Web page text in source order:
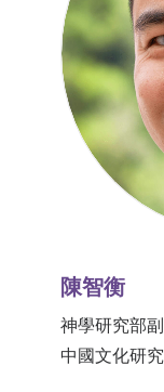
陳智衡
神學研究部
中國文化研